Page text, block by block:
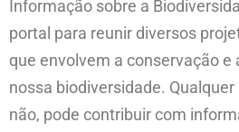
Informação sobre a
portal para reunir diversos
que envolvem a conservação e
nossa biodiversidade.
não, pode contribuir com